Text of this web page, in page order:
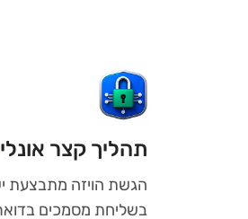
תהליך קצר
הגשת הויזה מתבצעת
בשליחת מסמכים